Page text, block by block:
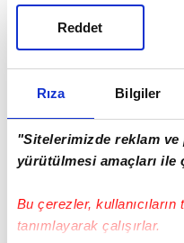
Rıza Bilgiler
"Sitelerimizde reklam
yürütülmesi amaçları ile
Bu çerezler, kullanıcıların
tanımlayarak çalışırlar.
Reddet
İL GENEL MECLİSİ
%0.69